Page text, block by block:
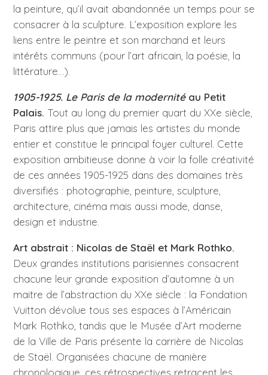
la peinture, qu’il avait abandonnée un temps pour se
consacrer à la sculpture. L’exposition explore les
liens entre le peintre et son marchand et leurs
intérêts communs (pour l’art africain, la poésie, la
littérature…).
1905-1925. Le Paris de la modernitéau Petit
Palais. Tout au long du premier quart du XXe siècle,
Paris attire plus que jamais les artistes du monde
entier et constitue le principal foyer culturel. Cette
exposition ambitieuse donne à voir la folle créativité
de ces années 1905-1925 dans des domaines très
diversifiés : photographie, peinture, sculpture,
architecture, cinéma mais aussi mode, danse,
design et industrie.
Art abstrait : Nicolas de Staël et Mark Rothko.
Deux grandes institutions parisiennes consacrent
chacune leur grande exposition d’automne à un
maitre de l’abstraction du XXe siècle : la Fondation
Vuitton dévolue tous ses espaces à l’Américain
Mark Rothko, tandis que le Musée d’Art moderne
de la Ville de Paris présente la carrière de Nicolas
de Staël. Organisées chacune de manière
chronologique, ces rétrospectives retracent les